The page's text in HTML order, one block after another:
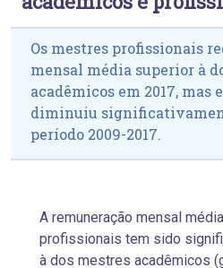
Os mestres profissionais
mensal média superior à
acadêmicos em 2017, mas
diminuiu
período 2009-2017.
A remuneração mensal
profissionais tem sido
à dos mestres acadêmicos